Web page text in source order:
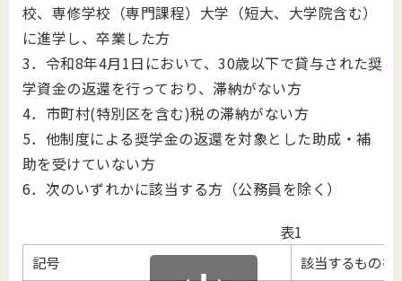
校、専修学校（専門課程）大学（短大、大学院含む）
に進学し、卒業した方
3．令和8年4月1日において、30歳以下で貸与された奨
学資金の返還を行っており、滞納がない方
4．市町村(特別区を含む)税の滞納がない方
5．他制度による奨学金の返還を対象とした助成・補
助を受けていない方
6．次のいずれかに該当する方（公務員を除く）
表1
記号 該当するものを